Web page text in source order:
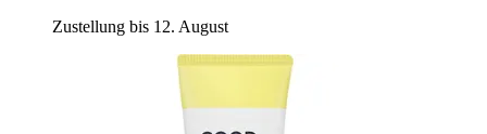
Zustellung bis 12. August